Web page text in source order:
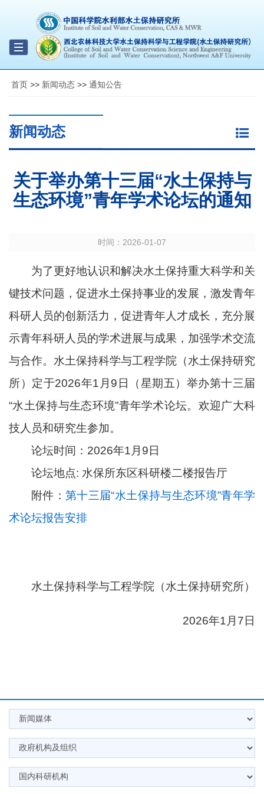
Toggle
navigation
首页 >> 新闻动态 >> 通知公告
新闻动态
关于举办第十三届“水土保持与
生态环境”青年学术论坛的通知
时间： 2026-01-07
为了更好地认识和解决水土保持重大科学和关
键技术问题，促进水土保持事业的发展，激发青年
科研人员的创新活力，促进青年人才成长，充分展
示青年科研人员的学术进展与成果，加强学术交流
与合作。水土保持科学与工程学院（水土保持研究
所）定于2026年1 月 9 日（星期五） 举办第十三届
“水土保持与生态环境”青年学术论坛。 欢迎广大科
技人员和研究生参加。
论坛时间： 2026年1月 9 日
论坛地点: 水保所东区科研楼二楼报告厅
附件：第十三届“水土保持与生态环境”青年学
术论坛报告安排
水土保持科学与工程学院（水土保持研究所）
2026年1月 7 日